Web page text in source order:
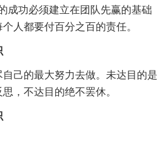
成功必须建立在团队先赢的基础
人都要付百分之百的责任。
己的最大努力去做。未达目的是
，不达目的绝不罢休。